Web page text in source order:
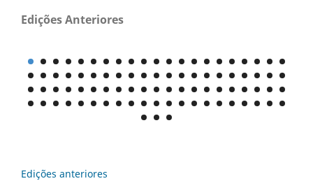
Edições Anteriores
Edições anteriores